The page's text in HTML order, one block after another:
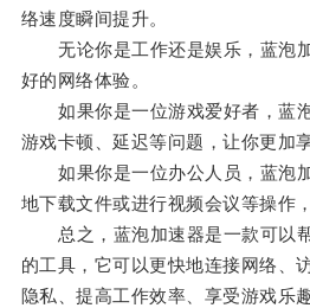
络速度瞬间提升。
无论你是工作还是娱乐，蓝泡
好的网络体验。
如果你是一位游戏爱好者，蓝
游戏卡顿、延迟等问题，让你更加
如果你是一位办公人员，蓝泡
地下载文件或进行视频会议等操作
总之，蓝泡加速器是一款可以
的工具，它可以更快地连接网络、
隐私、提高工作效率、享受游戏乐